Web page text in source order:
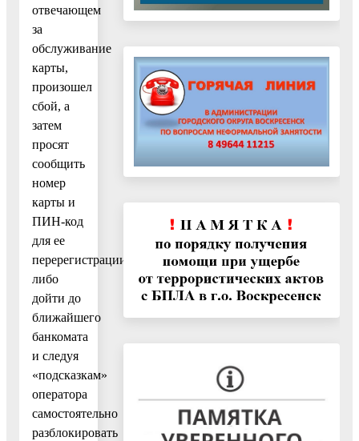
отвечающем
за
обслуживание
карты,
произошел
сбой, а
затем
просят
сообщить
номер
карты и
ПИН-код
для ее
перерегистрации,
либо
дойти до
ближайшего
банкомата
и следуя
«подсказкам»
оператора
самостоятельно
разблокировать